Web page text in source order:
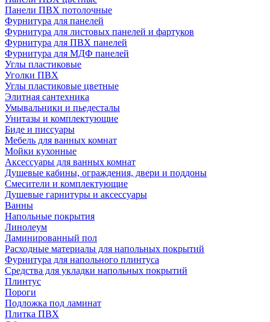
Панели ПВХ потолочные
Фурнитура для панелей
Фурнитура для листовых панелей и фартуков
Фурнитура для ПВХ панелей
Фурнитура для МДФ панелей
Углы пластиковые
Уголки ПВХ
Углы пластиковые цветные
Элитная сантехника
Умывальники и пьедесталы
Унитазы и комплектующие
Биде и писсуары
Мебель для ванных комнат
Мойки кухонные
Аксессуары для ванных комнат
Душевые кабины, ограждения, двери и поддоны
Смесители и комплектующие
Душевые гарнитуры и аксессуары
Ванны
Напольные покрытия
Линолеум
Ламинированный пол
Расходные материалы для напольных покрытий
Фурнитура для напольного плинтуса
Средства для укладки напольных покрытий
Плинтус
Пороги
Подложка под ламинат
Плитка ПВХ